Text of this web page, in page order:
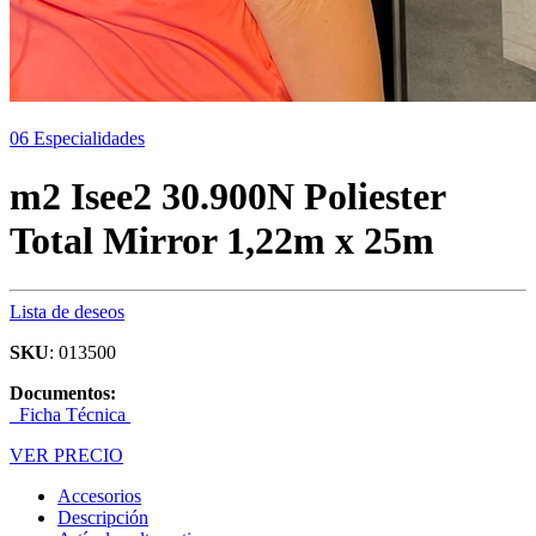
06 Especialidades
m2 Isee2 30.900N Poliester
Total Mirror 1,22m x 25m
Lista de deseos
SKU: 013500
Documentos:
Ficha Técnica
VER PRECIO
Accesorios
Descripción